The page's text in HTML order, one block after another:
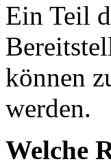
Ein Teil
können
werden.
Welche